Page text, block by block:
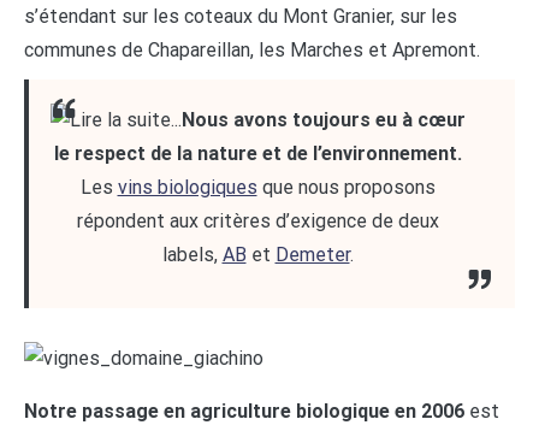
s’étendant sur les coteaux du Mont Granier, sur les
communes de Chapareillan, les Marches et Apremont.
Nous avons toujours eu à cœur
le respect de la nature et de l’environnement.
Les vins biologiques que nous proposons
répondent aux critères d’exigence de deux
labels, AB et Demeter.
Notre passage en agriculture biologique en 2006 est